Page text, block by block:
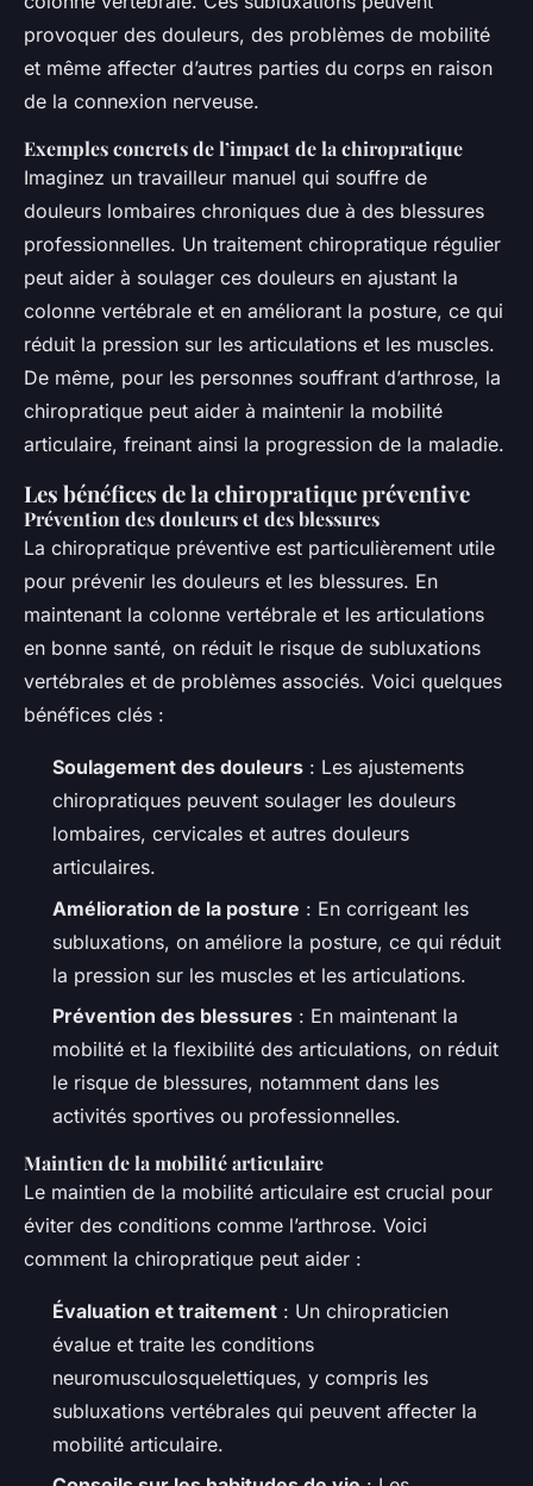
provoquer des douleurs, des problèmes de mobilité
et même affecter d’autres parties du corps en raison
de la connexion nerveuse.
Exemples concrets de l’impact de la chiropratique
Imaginez un travailleur manuel qui souffre de
douleurs lombaires chroniques due à des blessures
professionnelles. Un traitement chiropratique régulier
peut aider à soulager ces douleurs en ajustant la
colonne vertébrale et en améliorant la posture, ce qui
réduit la pression sur les articulations et les muscles.
De même, pour les personnes souffrant d’arthrose, la
chiropratique peut aider à maintenir la mobilité
articulaire, freinant ainsi la progression de la maladie.
Les bénéfices de la chiropratique préventive
Prévention des douleurs et des blessures
La chiropratique préventive est particulièrement utile
pour prévenir les douleurs et les blessures. En
maintenant la colonne vertébrale et les articulations
en bonne santé, on réduit le risque de subluxations
vertébrales et de problèmes associés. Voici quelques
bénéfices clés :
Soulagement des douleurs : Les ajustements
chiropratiques peuvent soulager les douleurs
lombaires, cervicales et autres douleurs
articulaires.
Amélioration de la posture : En corrigeant les
subluxations, on améliore la posture, ce qui réduit
la pression sur les muscles et les articulations.
Prévention des blessures : En maintenant la
mobilité et la flexibilité des articulations, on réduit
le risque de blessures, notamment dans les
activités sportives ou professionnelles.
Maintien de la mobilité articulaire
Le maintien de la mobilité articulaire est crucial pour
éviter des conditions comme l’arthrose. Voici
comment la chiropratique peut aider :
Évaluation et traitement : Un chiropraticien
évalue et traite les conditions
neuromusculosquelettiques, y compris les
subluxations vertébrales qui peuvent affecter la
mobilité articulaire.